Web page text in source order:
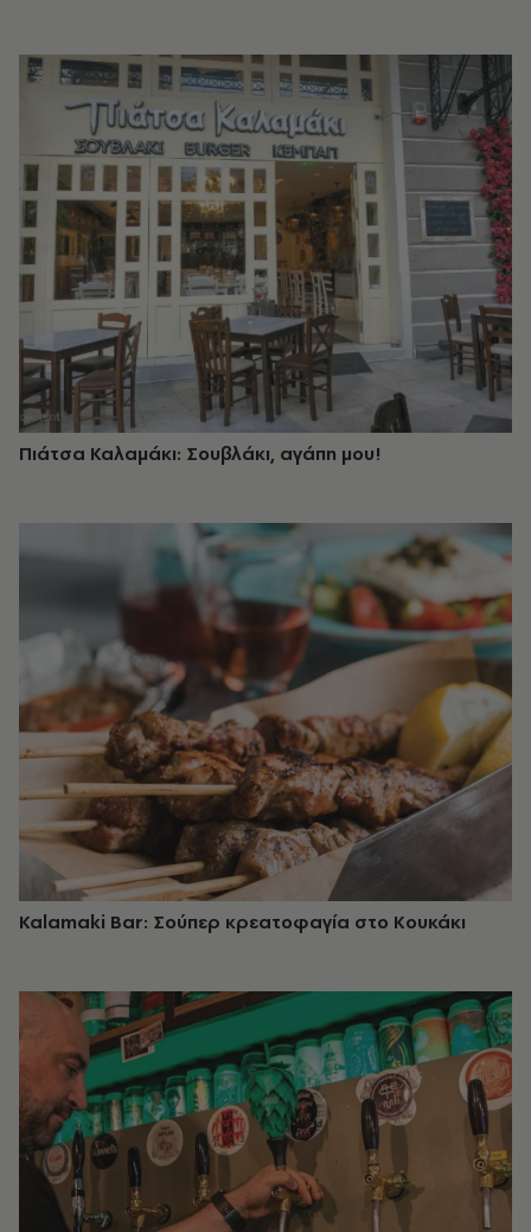
Πιάτσα Καλαμάκι: Σουβλάκι, αγάπη μου!
Kalamaki Bar: Σούπερ κρεατοφαγία στο Κουκάκι